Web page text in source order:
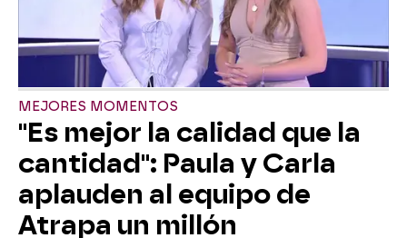
MEJORES MOMENTOS
"Es mejor la calidad que la
cantidad": Paula y Carla
aplauden al equipo de
Atrapa un millón